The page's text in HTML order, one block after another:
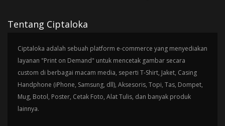
Tentang Ciptaloka
Ciptaloka adalah sebuah platform e-commerce yang menyediakan
layanan "Print on Demand" untuk mencetak gambar secara
custom di berbagai macam media, seperti T-Shirt, Jaket, Casing
Handphone (iPhone, Samsung, dll), Aksesoris, Topi, Tas, Dompet,
Mug, Botol, Poster, Cetak Foto, Alat Tulis, dan banyak produk
lainnya.